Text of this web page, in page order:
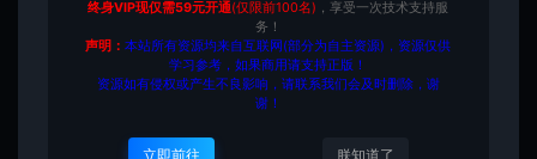
VIP折扣
登录购买 升级会员
终身VIP现仅需59元开通(仅限前100名)
，享受一次技术支持服
务！
声明：本站所有资源均来自互联网(部分为自主资源)，资源仅供
学习参考，如果商用请支持正版！
资源如有侵权或产生不良影响，请联系我们会及时删除，谢
谢！
立即前往 朕知道了